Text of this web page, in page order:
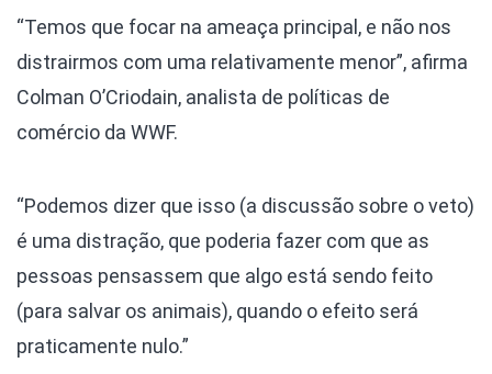
“Temos que focar na ameaça principal, e não nos
distrairmos com uma relativamente menor”, afirma
Colman O’Criodain, analista de políticas de
comércio da WWF.
“Podemos dizer que isso (a discussão sobre o veto)
é uma distração, que poderia fazer com que as
pessoas pensassem que algo está sendo feito
(para salvar os animais), quando o efeito será
praticamente nulo.”